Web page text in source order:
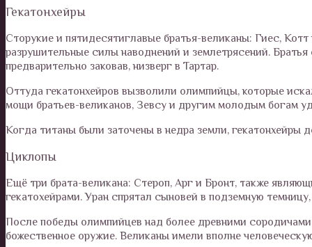
Гекатонхейры
Сторукие и пятидесятиглавые братья-великаны: Гиес,
разрушительные силы наводнений и землетрясений.
предварительно заковав, низверг в Тартар.
Оттуда гекатонхейров вызволили олимпийцы, которые
мощи братьев-великанов, Зевсу и другим молодым богам
Когда титаны были заточены в недра земли, гекатонхейры
Циклопы
Ещё три брата-великана: Стероп, Арг и Бронт, также
гекатохейрами. Уран спрятал сыновей в подземную
После победы олимпийцев над более древними
божественное оружие. Великаны имели вполне